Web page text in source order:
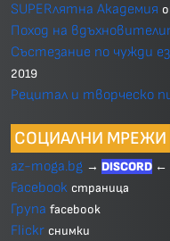
SUPERлятна Академия
Поход на
Състезание по чужди
2019
Рецитал и творческо
СОЦИАЛНИ МРЕЖИ
az-moga.bg → DISCORD ←
Facebook страница
Група facebook
Flickr снимки